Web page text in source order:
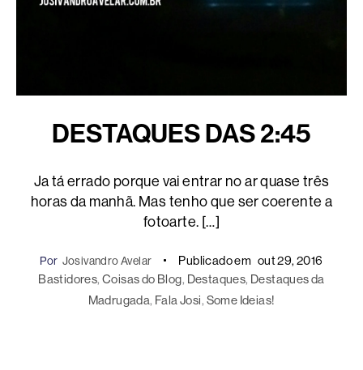
DESTAQUES DAS 2:45
Ja tá errado porque vai entrar no ar quase três
horas da manhã. Mas tenho que ser coerente a
fotoarte. […]
Por Josivandro Avelar Publicado em out 29, 2016
Bastidores, Coisas do Blog, Destaques, Destaques da
Madrugada, Fala Josi, Some Ideias!